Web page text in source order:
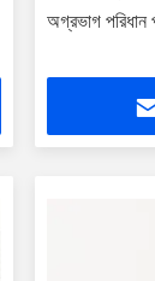
অগ্রভাগ পরিধান